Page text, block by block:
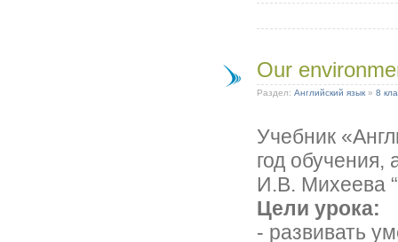
Our
Раздел: Английский язык » 8
Учебник
год
И.В. Михеева
Цели урока:
- развивать